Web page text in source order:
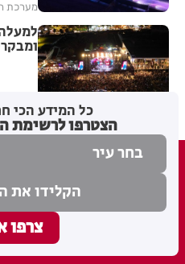
מערכת
כל המידע הכי
הצטרפו לרשימת